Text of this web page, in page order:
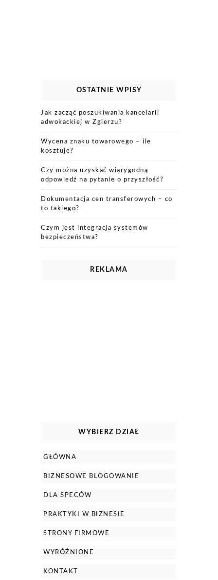
OSTATNIE WPISY
Jak zacząć poszukiwania kancelarii
adwokackiej w Zgierzu?
Wycena znaku towarowego – ile
kosztuje?
Czy można uzyskać wiarygodną
odpowiedź na pytanie o przyszłość?
Dokumentacja cen transferowych – co
to takiego?
Czym jest integracja systemów
bezpieczeństwa?
REKLAMA
WYBIERZ DZIAŁ
GŁÓWNA
BIZNESOWE BLOGOWANIE
DLA SPECÓW
PRAKTYKI W BIZNESIE
STRONY FIRMOWE
WYRÓŻNIONE
KONTAKT